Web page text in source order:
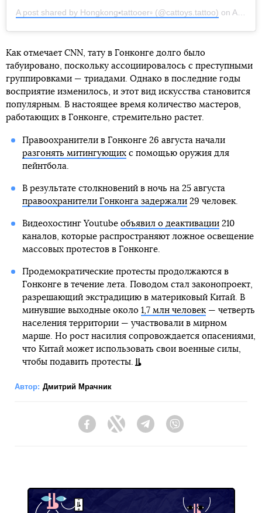
A post shared by Hongkong▪️tattooer▫️ (@cattoys.tattoo) on Aug 15, 2019 at 4:23am PDT
Как отмечает CNN, тату в Гонконге долго было
табуировано, поскольку ассоциировалось с преступными
группировками — триадами. Однако в последние годы
восприятие изменилось, и этот вид искусства становится
популярным. В настоящее время количество мастеров,
работающих в Гонконге, стремительно растет.
Правоохранители в Гонконге 26 августа начали
разгонять митингующихс помощью оружия для
пейнтбола.
В результате столкновений в ночь на 25 августа
правоохранители Гонконга задержали29 человек.
Видеохостинг Youtube объявил о деактивации210
каналов, которые распространяют ложное освещение
массовых протестов в Гонконге.
Продемократические протесты продолжаются в
Гонконге в течение лета. Поводом стал законопроект,
разрешающий экстрадицию в материковый Китай. В
минувшие выходные около 1,7 млн человек— четверть
населения территории — участвовали в мирном
марше. Но рост насилия сопровождается опасениями,
что Китай может использовать свои военные силы,
чтобы подавить протесты.
Автор: Дмитрий Мрачник
FacebookTwitter Telegram